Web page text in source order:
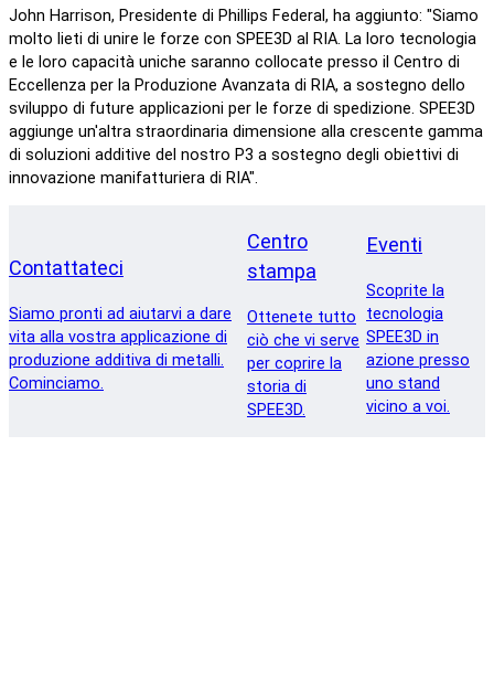
John Harrison, Presidente di Phillips Federal, ha aggiunto: "Siamo
molto lieti di unire le forze con SPEE3D al RIA. La loro tecnologia
e le loro capacità uniche saranno collocate presso il Centro di
Eccellenza per la Produzione Avanzata di RIA, a sostegno dello
sviluppo di future applicazioni per le forze di spedizione. SPEE3D
aggiunge un'altra straordinaria dimensione alla crescente gamma
di soluzioni additive del nostro P3 a sostegno degli obiettivi di
innovazione manifatturiera di RIA".
Contattateci
Siamo pronti ad aiutarvi a dare
vita alla vostra applicazione di
produzione additiva di metalli.
Cominciamo.
Centro
stampa
Ottenete tutto
ciò che vi serve
per coprire la
storia di
SPEE3D.
Eventi
Scoprite la
tecnologia
SPEE3D in
azione presso
uno stand
vicino a voi.